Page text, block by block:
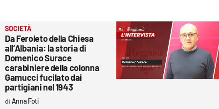
SOCIETÀ
Da Feroleto della Chiesa
all’Albania: la storia di
Domenico Surace
carabiniere della colonna
Gamucci fucilato dai
partigiani nel 1943
Anna Foti